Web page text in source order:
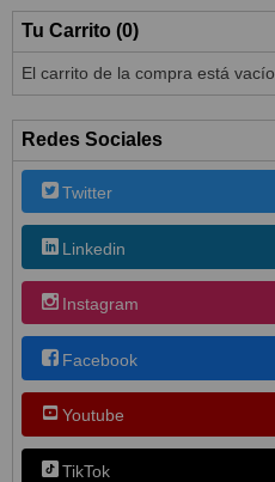
Tu Carrito (0)
El carrito de la compra está vacío
Redes Sociales
Twitter
Linkedin
Instagram
Facebook
Youtube
TikTok